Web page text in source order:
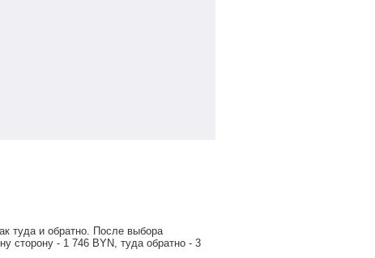
туда и обратно. После выбора
сторону - 1 746 BYN, туда обратно - 3